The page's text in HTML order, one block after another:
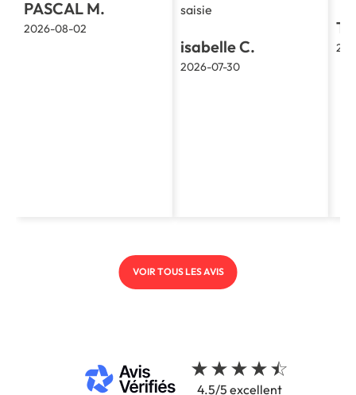
PASCAL M.
2026-08-02
saisie
isabelle C.
2026-07-30
VOIR TOUS LES AVIS
4.5/5 excellent